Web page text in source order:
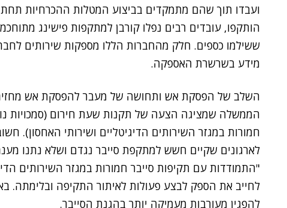
ועבדו תוך שהם מתמקדים בביצוע המטלות ההכרחיות
הותקפו, עובדים רבים נפלו קורבן למתקפות פישינג
ששילמו כספים. חלק מהחברות הללו מספקות שירותים
מידע בשרשרת האספקה.
השלב של הפסקת אש ותחושה של מעבר להפסקת אש מחזיר
הממשלה שמציגה הצעה של תקנות שעת חירום (סמכויות
חמורות במגזר השירותים הדיגיטליים ושירותי האחסון).
"התמודדות עם תקיפות סייבר חמורות במגזר השירותים
לחייב את הספק לבצע פעולות לאיתור התקיפה ובלימתה.
להפגין מעורבות מעמיקה יותר בהגנת הסייבר.